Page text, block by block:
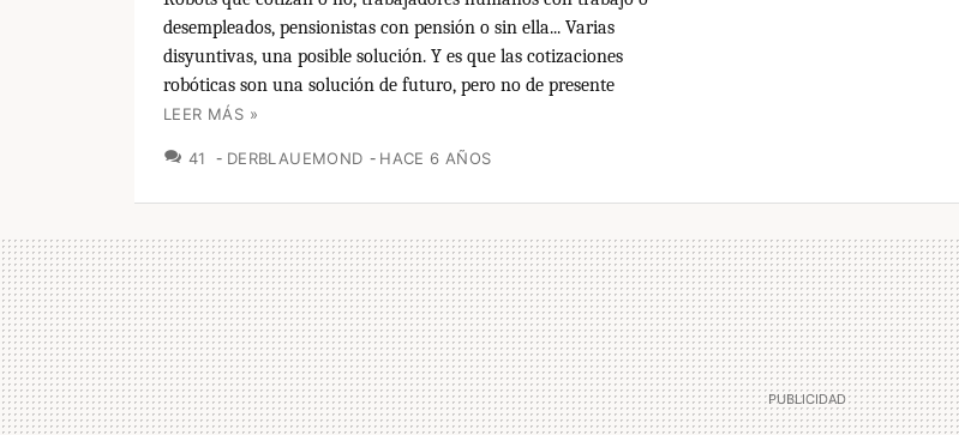
desempleados, pensionistas con pensión o sin ella... Varias
disyuntivas, una posible solución. Y es que las cotizaciones
robóticas son una solución de futuro, pero no de presente
LEER MÁS »
41 COMENTARIOS
DERBLAUEMOND HACE 6 AÑOS